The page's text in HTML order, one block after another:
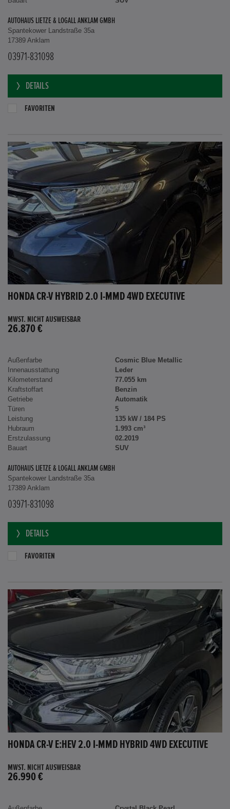
Erstzulassung
12.2020
AUTOHAUS LIETZE & LOGALL ANKLAM GMBH
Spantekower Landstraße 35a
17389 Anklam
DETAILS
MWST. NICHT AUSWEISBAR
Außenfarbe
Cosmic Blue Metallic
Innenausstattung
Leder
Kilometerstand
77.055 km
Kraftstoffart
Benzin
Getriebe
Automatik
Türen
5
Leistung
135 kW / 184 PS
Hubraum
1.993 cm³
Erstzulassung
02.2019
AUTOHAUS LIETZE & LOGALL ANKLAM GMBH
Spantekower Landstraße 35a
17389 Anklam
DETAILS
MWST. NICHT AUSWEISBAR